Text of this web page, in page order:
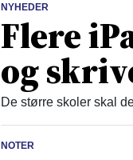
NYHEDER
Flere
og
De større skoler skal
NOTER